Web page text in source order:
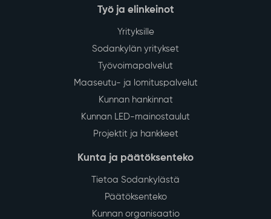
Työ ja elinkeinot
Yrityksille
Sodankylän yritykset
Työvoimapalvelut
Maaseutu- ja lomituspalvelut
Kunnan hankinnat
Kunnan LED-mainostaulut
Projektit ja hankkeet
Kunta ja päätöksenteko
Tietoa Sodankylästä
Päätöksenteko
Kunnan organisaatio